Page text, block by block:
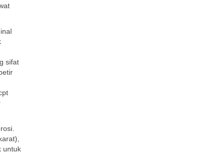
sifat
untuk